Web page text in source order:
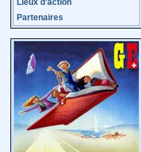
Lieux d’action
Partenaires